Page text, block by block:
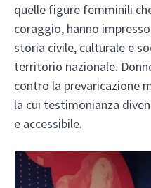
quelle figure femminili
coraggio, hanno
storia civile, culturale e
territorio nazionale.
contro la prevaricazione
la cui testimonianza
e accessibile.